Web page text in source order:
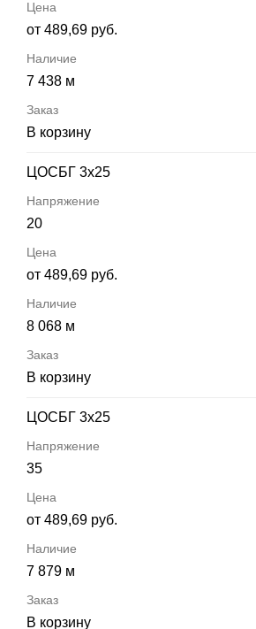
от 489,69 руб.
7 438 м
В корзину
ЦОСБГ 3х25
20
от 489,69 руб.
8 068 м
В корзину
ЦОСБГ 3х25
35
от 489,69 руб.
7 879 м
В корзину